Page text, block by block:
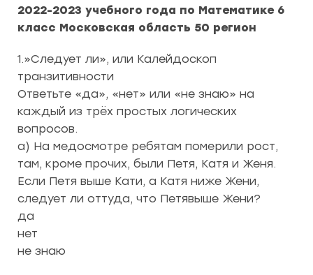
2022-2023 учебного года по Математике 6
класс Московская область 50 регион
1.»Следует ли», или Калейдоскоп
транзитивности
Ответьте «да», «нет» или «не знаю» на
каждый из трёх простых логических
вопросов.
а) На медосмотре ребятам померили рост,
там, кроме прочих, были Петя, Катя и Женя.
Если Петя выше Кати, а Катя ниже Жени,
следует ли оттуда, что Петявыше Жени?
да
нет
не знаю